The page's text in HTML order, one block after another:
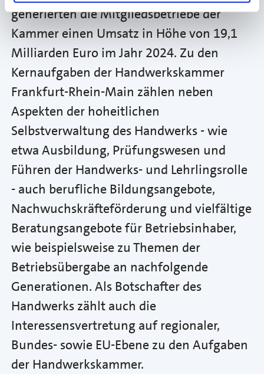
generierten die Mitgliedsbetriebe der
Kammer einen Umsatz in Höhe von 19,1
Milliarden Euro im Jahr 2024. Zu den
Kernaufgaben der Handwerkskammer
Frankfurt-Rhein-Main zählen neben
Aspekten der hoheitlichen
Selbstverwaltung des Handwerks - wie
etwa Ausbildung, Prüfungswesen und
Führen der Handwerks- und Lehrlingsrolle
- auch berufliche Bildungsangebote,
Nachwuchskräfteförderung und vielfältige
Beratungsangebote für Betriebsinhaber,
wie beispielsweise zu Themen der
Betriebsübergabe an nachfolgende
Generationen. Als Botschafter des
Handwerks zählt auch die
Interessensvertretung auf regionaler,
Bundes- sowie EU-Ebene zu den Aufgaben
der Handwerkskammer.